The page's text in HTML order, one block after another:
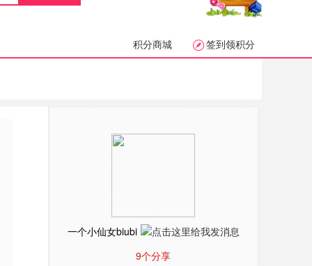
积分商城 签到领积分
一个小仙女biubi
9个分享